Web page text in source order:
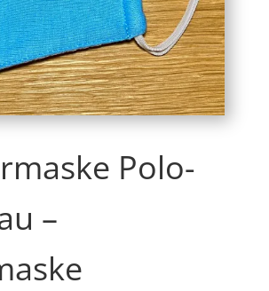
Polo-
–